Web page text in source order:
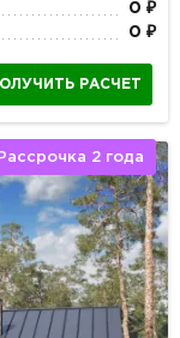
0 ₽
0 ₽
РАСЧЕТ
Рассрочка 2 года